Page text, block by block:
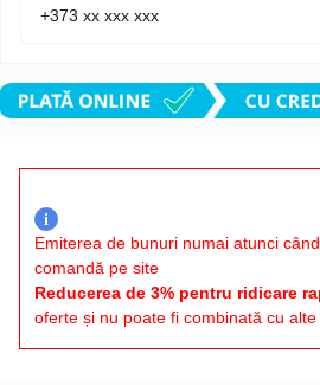
i
Emiterea de bunuri numai atunci
comandă pe site
Reducerea de 3% pentru ridicare
oferte și nu poate fi combinată cu